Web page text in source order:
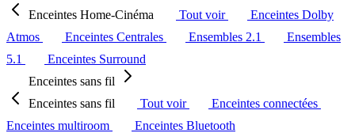
Enceintes Home-Cinéma
Tout voir
Enceintes Dolby
Atmos
Enceintes Centrales Ensembles 2.1
Ensembles
5.1
Enceintes Surround
Enceintes sans fil
Enceintes sans fil
Tout voir
Enceintes connectées
Enceintes multiroom
Enceintes Bluetooth